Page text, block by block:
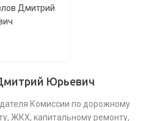
Юрьевич
Комиссии по дорожному
ЖКХ, капитальному ремонту,